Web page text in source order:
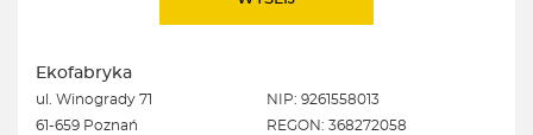
Ekofabryka
ul. Winogrady 71
61-659 Poznań
NIP: 9261558013
REGON: 368272058